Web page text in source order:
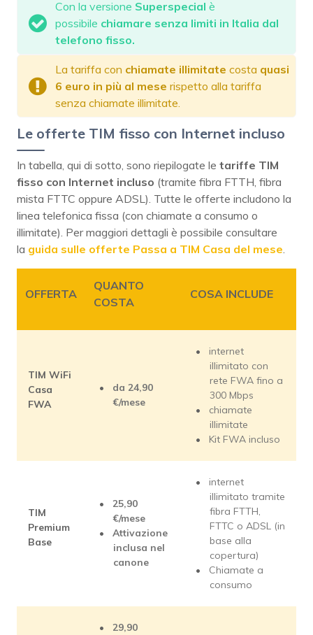
Con la versione Superspecial è
possibile chiamare senza limiti in Italia dal
telefono fisso.
La tariffa con chiamate illimitate costa quasi
6 euro in più al mese rispetto alla tariffa
senza chiamate illimitate.
Le offerte TIM fisso con Internet incluso
In tabella, qui di sotto, sono riepilogate le tariffe TIM
fisso con Internet incluso (tramite fibra FTTH, fibra
mista FTTC oppure ADSL). Tutte le offerte includono la
linea telefonica fissa (con chiamate a consumo o
illimitate). Per maggiori dettagli è possibile consultare
la guida sulle offerte Passa a TIM Casa del mese.
OFFERTA
QUANTO
COSTA
COSA INCLUDE
TIM WiFi
Casa
FWA
da 24,90
€/mese
internet
illimitato con
rete FWA fino a
300 Mbps
chiamate
illimitate
Kit FWA incluso
TIM
Premium
Base
25,90
€/mese
Attivazione
inclusa nel
canone
internet
illimitato tramite
fibra FTTH,
FTTC o ADSL (in
base alla
copertura)
Chiamate a
consumo
29,90